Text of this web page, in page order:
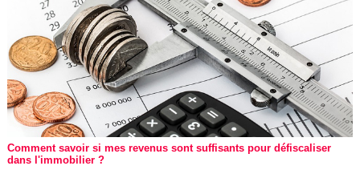
Comment savoir si mes revenus sont suffisants pour défiscaliser
dans l'immobilier ?